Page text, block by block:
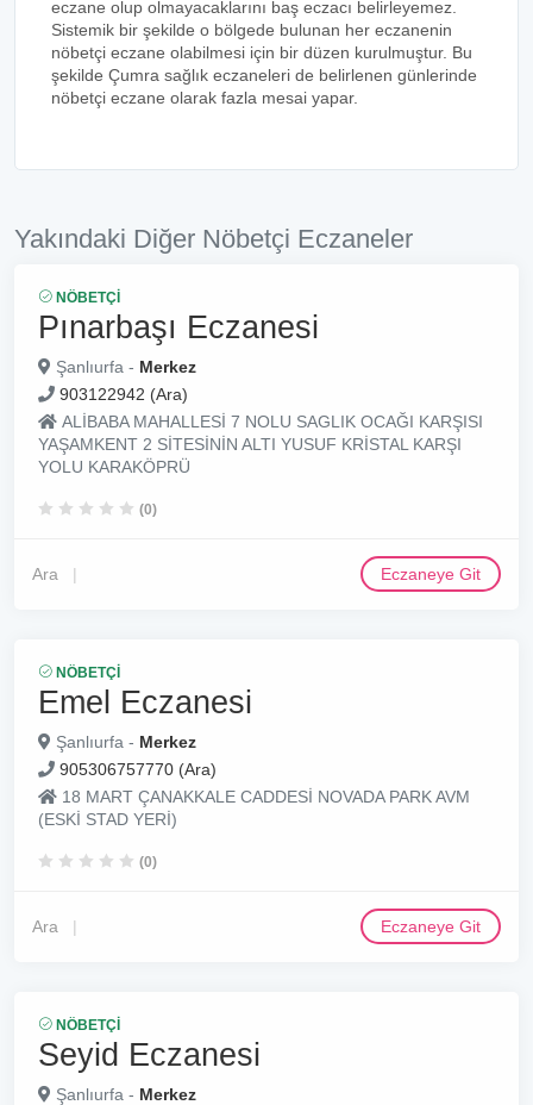
eczane olup olmayacaklarını baş eczacı belirleyemez.
Sistemik bir şekilde o bölgede bulunan her eczanenin
nöbetçi eczane olabilmesi için bir düzen kurulmuştur. Bu
şekilde Çumra sağlık eczaneleri de belirlenen günlerinde
nöbetçi eczane olarak fazla mesai yapar.
Yakındaki Diğer Nöbetçi Eczaneler
NÖBETÇI
Pınarbaşı Eczanesi
Şanlıurfa - Merkez
903122942 (Ara)
ALİBABA MAHALLESİ 7 NOLU SAGLIK OCAĞI KARŞISI
YAŞAMKENT 2 SİTESİNİN ALTI YUSUF KRİSTAL KARŞI
YOLU KARAKÖPRÜ
(0)
Ara Eczaneye Git
NÖBETÇI
Emel Eczanesi
Şanlıurfa - Merkez
905306757770 (Ara)
18 MART ÇANAKKALE CADDESİ NOVADA PARK AVM
(ESKİ STAD YERİ)
(0)
Ara Eczaneye Git
NÖBETÇI
Seyid Eczanesi
Şanlıurfa - Merkez